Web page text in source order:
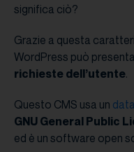
significa ciò?
Grazie a questa
WordPress può
richieste dell’utente.
Questo CMS usa un
GNU General Public
ed è un software open